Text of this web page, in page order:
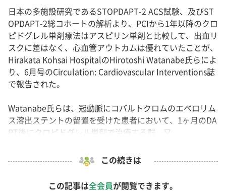
日本の多施設研究であるSTOPDAPT-2 ACS試験、及びST
OPDAPT-2総コホートの解析より、PCIから1年以降のクロ
ピドグレル単剤療法はアスピリン単剤と比較して、出血リ
スクに差はなく、心血管アウトカムは優れていたことが、
Hirakata Kohsai HospitalのHirotoshi Watanabe氏らによ
り、6月号のCirculation: Cardiovascular Interventions誌
で報告された。
Watanabe氏らは、冠動脈にコバルトクロムのエベロリム
ス溶出ステントの留置を受けた患者において、1ヶ月のDA
PT後にクロピドグレル単剤で治療する群、又...
この続きは
この記事は全会員が閲覧できます。